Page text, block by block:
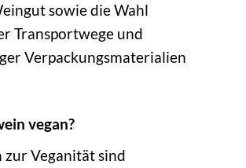
sowie die Wahl
Transportwege und
Verpackungsmaterialien
vegan?
Veganität sind